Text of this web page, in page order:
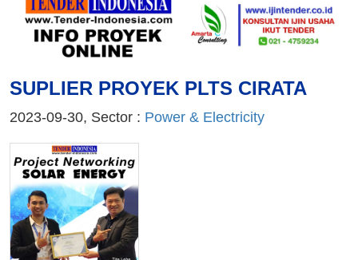
SUPLIER PROYEK PLTS CIRATA
2023-09-30, Sector : Power & Electricity